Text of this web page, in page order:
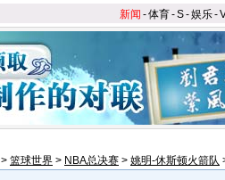
新闻 -体育-S-娱乐-
> 篮球世界 > NBA总决赛 > 姚明-休斯顿火箭队